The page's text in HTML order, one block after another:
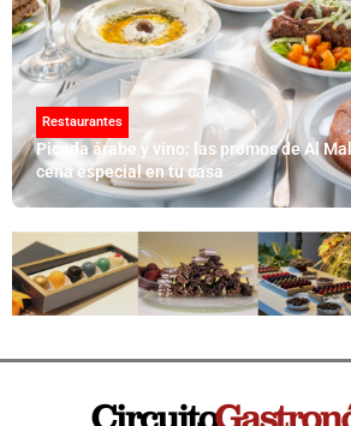
Restaurantes
Picada árabe y vino: las promos de Al
cena especial en tu casa